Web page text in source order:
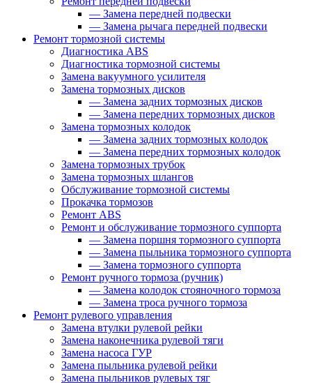
— Замена передней подвески
— Замена рычага передней подвески
Ремонт тормозной системы
Диагностика ABS
Диагностика тормозной системы
Замена вакуумного усилителя
Замена тормозных дисков
— Замена задних тормозных дисков
— Замена передних тормозных дисков
Замена тормозных колодок
— Замена задних тормозных колодок
— Замена передних тормозных колодок
Замена тормозных трубок
Замена тормозных шлангов
Обслуживание тормозной системы
Прокачка тормозов
Ремонт ABS
Ремонт и обслуживание тормозного суппорта
— Замена поршня тормозного суппорта
— Замена пыльника тормозного суппорта
— Замена тормозного суппорта
Ремонт ручного тормоза (ручник)
— Замена колодок стояночного тормоза
— Замена троса ручного тормоза
Ремонт рулевого управления
Замена втулки рулевой рейки
Замена наконечника рулевой тяги
Замена насоса ГУР
Замена пыльника рулевой рейки
Замена пыльников рулевых тяг